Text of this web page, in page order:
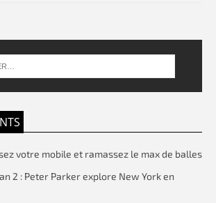
votre mobile et ramassez le max de balles
2 : Peter Parker explore New York en